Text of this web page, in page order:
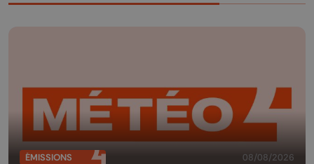
ÉMISSIONS 08/08/2026